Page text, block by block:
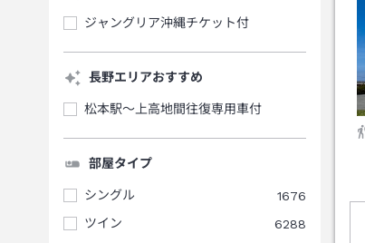
ジャングリア沖縄チケット付
長野エリアおすすめ
松本駅～上高地間往復専用車付
部屋タイプ
シングル
1676
ツイン
6288